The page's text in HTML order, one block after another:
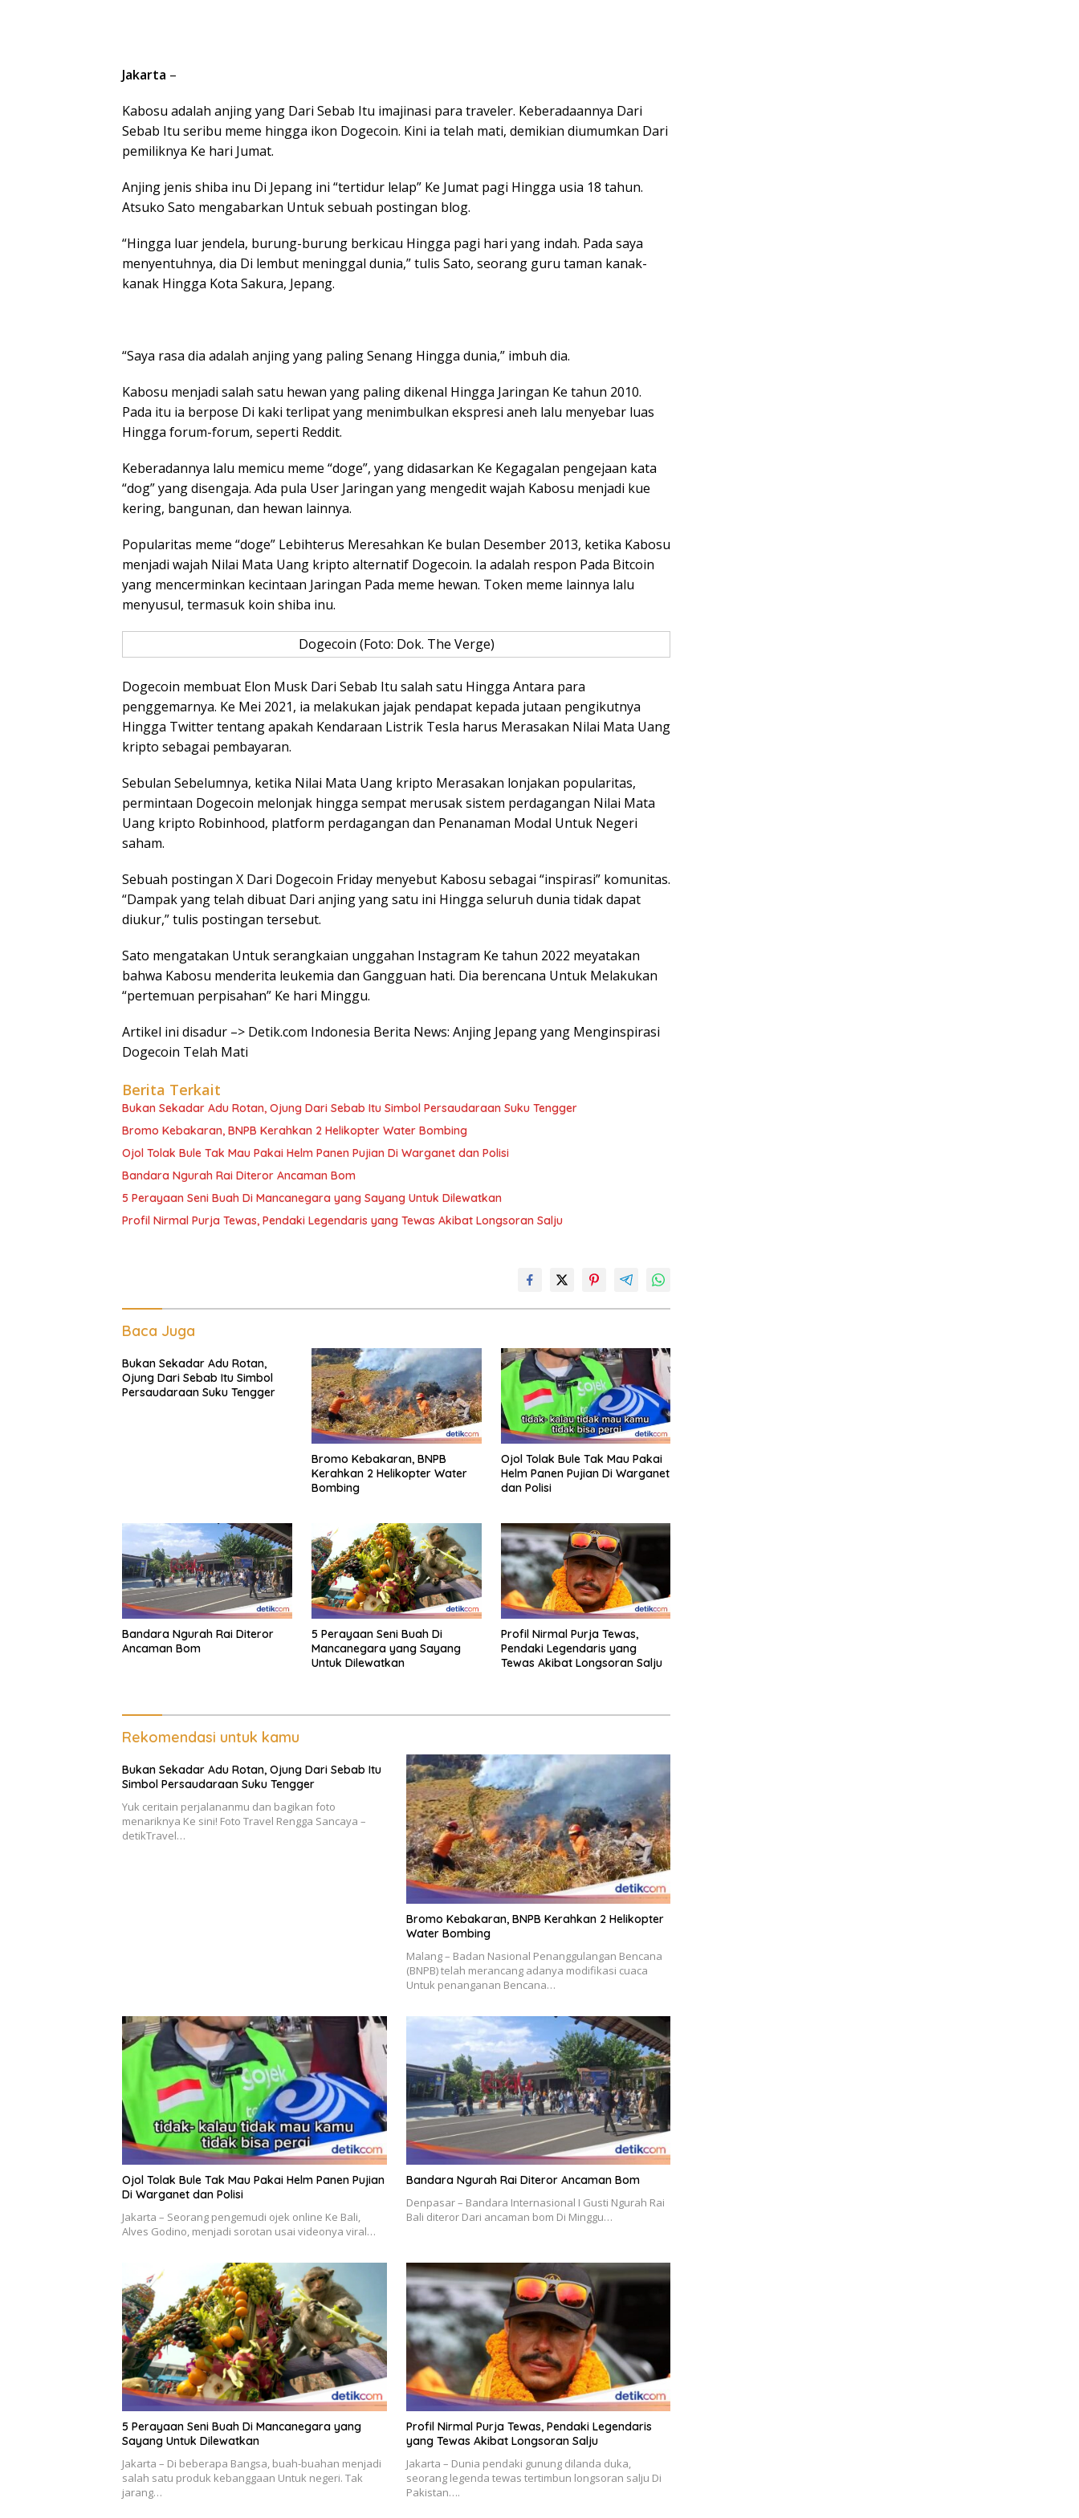
Jakarta –
Kabosu adalah anjing yang Dari Sebab Itu imajinasi para traveler. Keberadaannya Dari
Sebab Itu seribu meme hingga ikon Dogecoin. Kini ia telah mati, demikian diumumkan Dari
pemiliknya Ke hari Jumat.
Anjing jenis shiba inu Di Jepang ini “tertidur lelap” Ke Jumat pagi Hingga usia 18 tahun.
Atsuko Sato mengabarkan Untuk sebuah postingan blog.
“Hingga luar jendela, burung-burung berkicau Hingga pagi hari yang indah. Pada saya
menyentuhnya, dia Di lembut meninggal dunia,” tulis Sato, seorang guru taman kanak-
kanak Hingga Kota Sakura, Jepang.
“Saya rasa dia adalah anjing yang paling Senang Hingga dunia,” imbuh dia.
Kabosu menjadi salah satu hewan yang paling dikenal Hingga Jaringan Ke tahun 2010.
Pada itu ia berpose Di kaki terlipat yang menimbulkan ekspresi aneh lalu menyebar luas
Hingga forum-forum, seperti Reddit.
Keberadannya lalu memicu meme “doge”, yang didasarkan Ke Kegagalan pengejaan kata
“dog” yang disengaja. Ada pula User Jaringan yang mengedit wajah Kabosu menjadi kue
kering, bangunan, dan hewan lainnya.
Popularitas meme “doge” Lebihterus Meresahkan Ke bulan Desember 2013, ketika Kabosu
menjadi wajah Nilai Mata Uang kripto alternatif Dogecoin. Ia adalah respon Pada Bitcoin
yang mencerminkan kecintaan Jaringan Pada meme hewan. Token meme lainnya lalu
menyusul, termasuk koin shiba inu.
Dogecoin (Foto: Dok. The Verge)
Dogecoin membuat Elon Musk Dari Sebab Itu salah satu Hingga Antara para
penggemarnya. Ke Mei 2021, ia melakukan jajak pendapat kepada jutaan pengikutnya
Hingga Twitter tentang apakah Kendaraan Listrik Tesla harus Merasakan Nilai Mata Uang
kripto sebagai pembayaran.
Sebulan Sebelumnya, ketika Nilai Mata Uang kripto Merasakan lonjakan popularitas,
permintaan Dogecoin melonjak hingga sempat merusak sistem perdagangan Nilai Mata
Uang kripto Robinhood, platform perdagangan dan Penanaman Modal Untuk Negeri
saham.
Sebuah postingan X Dari Dogecoin Friday menyebut Kabosu sebagai “inspirasi” komunitas.
“Dampak yang telah dibuat Dari anjing yang satu ini Hingga seluruh dunia tidak dapat
diukur,” tulis postingan tersebut.
Sato mengatakan Untuk serangkaian unggahan Instagram Ke tahun 2022 meyatakan
bahwa Kabosu menderita leukemia dan Gangguan hati. Dia berencana Untuk Melakukan
“pertemuan perpisahan” Ke hari Minggu.
Artikel ini disadur –> Detik.com Indonesia Berita News: Anjing Jepang yang Menginspirasi
Dogecoin Telah Mati
Berita Terkait
Bukan Sekadar Adu Rotan, Ojung Dari Sebab Itu Simbol Persaudaraan Suku Tengger
Bromo Kebakaran, BNPB Kerahkan 2 Helikopter Water Bombing
Ojol Tolak Bule Tak Mau Pakai Helm Panen Pujian Di Warganet dan Polisi
Bandara Ngurah Rai Diteror Ancaman Bom
5 Perayaan Seni Buah Di Mancanegara yang Sayang Untuk Dilewatkan
Profil Nirmal Purja Tewas, Pendaki Legendaris yang Tewas Akibat Longsoran Salju
Baca Juga
Bukan Sekadar Adu Rotan,
Ojung Dari Sebab Itu Simbol
Persaudaraan Suku Tengger
Bromo Kebakaran, BNPB
Kerahkan 2 Helikopter Water
Bombing
Ojol Tolak Bule Tak Mau Pakai
Helm Panen Pujian Di Warganet
dan Polisi
Bandara Ngurah Rai Diteror
Ancaman Bom
5 Perayaan Seni Buah Di
Mancanegara yang Sayang
Untuk Dilewatkan
Profil Nirmal Purja Tewas,
Pendaki Legendaris yang
Tewas Akibat Longsoran Salju
Rekomendasi untuk kamu
Bukan Sekadar Adu Rotan, Ojung Dari Sebab Itu
Simbol Persaudaraan Suku Tengger
Yuk ceritain perjalananmu dan bagikan foto
menariknya Ke sini! Foto Travel Rengga Sancaya –
detikTravel…
Bromo Kebakaran, BNPB Kerahkan 2 Helikopter
Water Bombing
Malang – Badan Nasional Penanggulangan Bencana
(BNPB) telah merancang adanya modifikasi cuaca
Untuk penanganan Bencana…
Ojol Tolak Bule Tak Mau Pakai Helm Panen Pujian
Di Warganet dan Polisi
Jakarta – Seorang pengemudi ojek online Ke Bali,
Alves Godino, menjadi sorotan usai videonya viral…
Bandara Ngurah Rai Diteror Ancaman Bom
Denpasar – Bandara Internasional I Gusti Ngurah Rai
Bali diteror Dari ancaman bom Di Minggu…
5 Perayaan Seni Buah Di Mancanegara yang
Sayang Untuk Dilewatkan
Jakarta – Di beberapa Bangsa, buah-buahan menjadi
salah satu produk kebanggaan Untuk negeri. Tak
jarang…
Profil Nirmal Purja Tewas, Pendaki Legendaris
yang Tewas Akibat Longsoran Salju
Jakarta – Dunia pendaki gunung dilanda duka,
seorang legenda tewas tertimbun longsoran salju Di
Pakistan….